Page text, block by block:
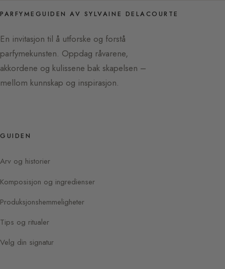
PARFYMEGUIDEN AV SYLVAINE DELACOURTE
En invitasjon til å utforske og forstå
parfymekunsten. Oppdag råvarene,
akkordene og kulissene bak skapelsen –
mellom kunnskap og inspirasjon.
GUIDEN
Arv og historier
Komposisjon og ingredienser
Produksjonshemmeligheter
Tips og ritualer
Velg din signatur